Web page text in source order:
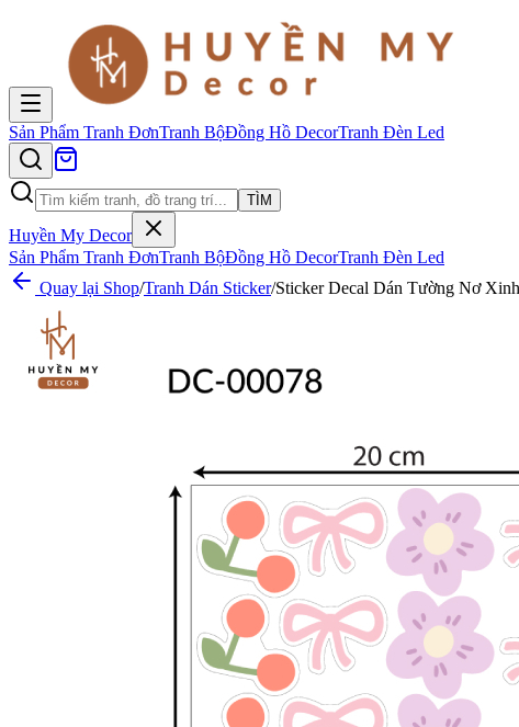
Sản Phẩm Tranh ĐơnTranh BộĐồng Hồ DecorTranh Đèn Led
TÌM
Huyền My Decor
Sản Phẩm Tranh ĐơnTranh BộĐồng Hồ DecorTranh Đèn Led
Quay lại Shop/Tranh Dán Sticker/Sticker Decal Dán Tường Nơ